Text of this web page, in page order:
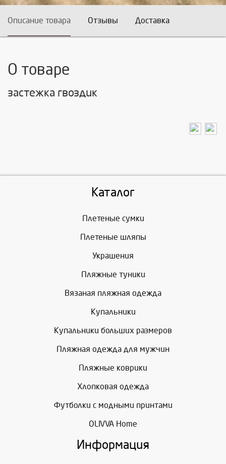
Описание товара Отзывы Доставка
О товаре
застежка гвоздик
Каталог
Плетеные сумки
Плетеные шляпы
Украшения
Пляжные туники
Вязаная пляжная одежда
Купальники
Купальники больших размеров
Пляжная одежда для мужчин
Пляжные коврики
Хлопковая одежда
Футболки с модными принтами
OLIVVA Home
Информация